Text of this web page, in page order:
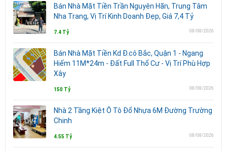
Bán Nhà Mặt Tiền Trần Nguyên Hãn, Trung Tâm
Nha Trang, Vị Trí Kinh Doanh Đẹp, Giá 7,4 Tỷ
7.4 Tỷ 08/08/2026
Bán Nhà Mặt Tiền Kd Đ.cô Bắc, Quận 1 - Ngang
Hiếm 11M*24m - Đất Full Thổ Cư - Vị Trí Phù Hợp
Xây
150 Tỷ 08/08/2026
Nhà 2 Tầng Kiệt Ô Tô Đổ Nhựa 6M Đường Trường
Chinh
4.55 Tỷ 08/08/2026